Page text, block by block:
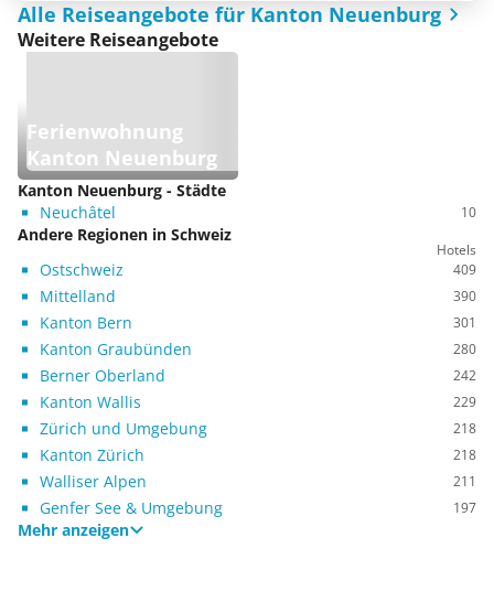
Alle Reiseangebote für Kanton Neuenburg
Weitere Reiseangebote
Ferienwohnung
Kanton Neuenburg
Kanton Neuenburg - Städte
Neuchâtel
10
Andere Regionen in Schweiz
Hotels
Ostschweiz 409
Mittelland 390
Kanton Bern 301
Kanton Graubünden 280
Berner Oberland 242
Kanton Wallis 229
Zürich und Umgebung 218
Kanton Zürich 218
Walliser Alpen 211
Genfer See & Umgebung 197
Mehr anzeigen